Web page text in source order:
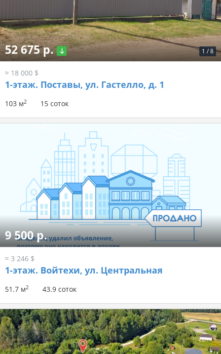
1 /8
52 675 р.
≈ 18 000 $
1-этаж. Поставы, ул. Гастелло, д. 1
103 м2 15 соток
9 500 р.
≈ 3 246 $
1-этаж. Войтехи, ул. Центральная
51.7 м2 43.9 соток